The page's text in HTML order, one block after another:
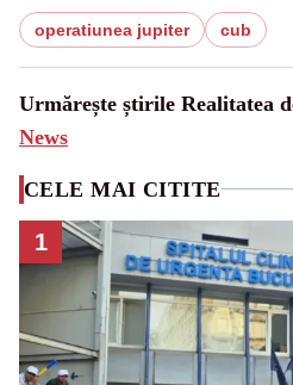
operatiunea jupiter cub
Urmărește știrile Realitatea
News
CELE MAI CITITE
1